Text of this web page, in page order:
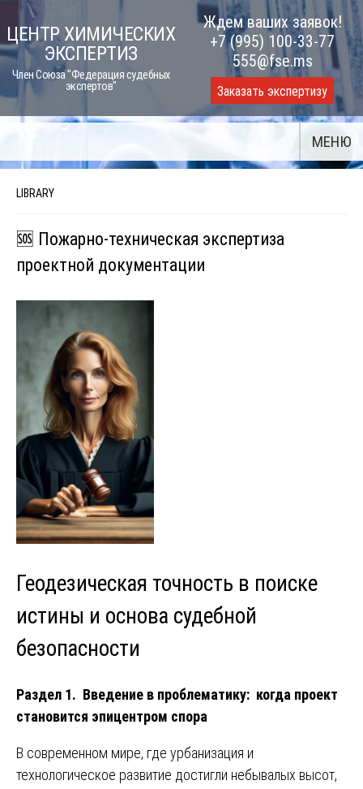
Skip
to
content
ЦЕНТР ХИМИЧЕСКИХ
ЭКСПЕРТИЗ
Член Союза "Федерация судебных
экспертов"
Ждем ваших заявок!
+7 (995) 100-33-77
555@fse.ms
Заказать экспертизу
МЕНЮ
LIBRARY
🆘 Пожарно-техническая экспертиза
проектной документации
Геодезическая точность в поиске
истины и основа судебной
безопасности
Раздел 1. Введение в проблематику: когда проект
становится эпицентром спора
В современном мире, где урбанизация и
технологическое развитие достигли небывалых высот,